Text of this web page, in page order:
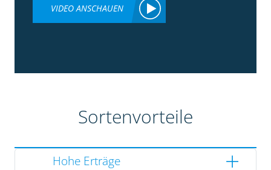
VIDEO ANSCHAUEN
Sortenvorteile
Hohe Erträge